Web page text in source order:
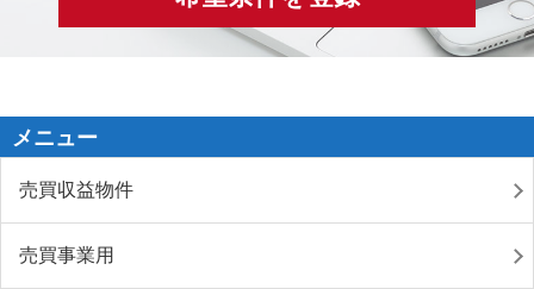
メニュー
売買収益物件
売買事業用